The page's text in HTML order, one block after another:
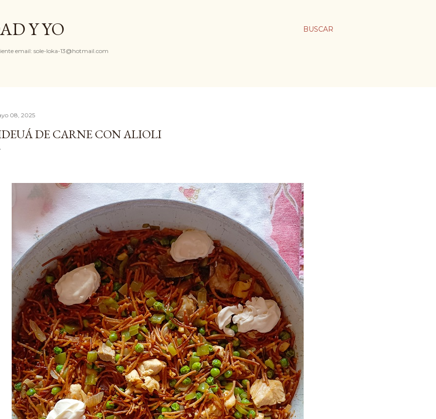
BUSCAR
Y YO
email: sole-loka-13@hotmail.com
08, 2025
DE CARNE CON ALIOLI